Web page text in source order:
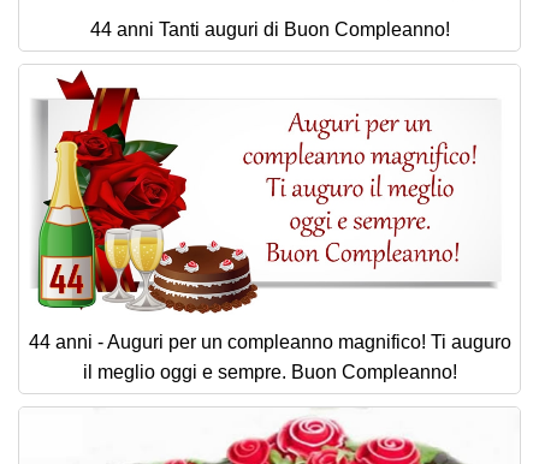
44 anni Tanti auguri di Buon Compleanno!
44 anni - Auguri per un compleanno magnifico! Ti auguro
il meglio oggi e sempre. Buon Compleanno!